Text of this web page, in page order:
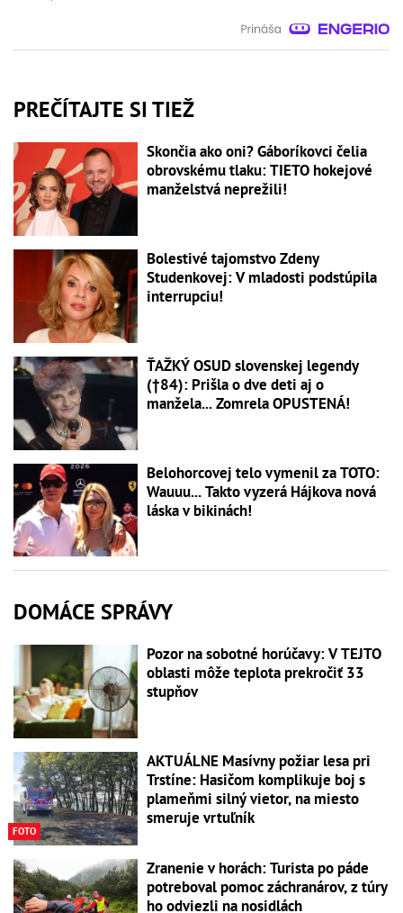
PREČÍTAJTE SI TIEŽ
Skončia ako oni? Gáboríkovci čelia
obrovskému tlaku: TIETO hokejové
manželstvá neprežili!
Bolestivé tajomstvo Zdeny
Studenkovej: V mladosti podstúpila
interrupciu!
ŤAŽKÝ OSUD slovenskej legendy
(†84): Prišla o dve deti aj o
manžela... Zomrela OPUSTENÁ!
Belohorcovej telo vymenil za TOTO:
Wauuu... Takto vyzerá Hájkova nová
láska v bikinách!
DOMÁCE SPRÁVY
Pozor na sobotné horúčavy: V TEJTO
oblasti môže teplota prekročiť 33
stupňov
FOTO
AKTUÁLNE Masívny požiar lesa pri
Trstíne: Hasičom komplikuje boj s
plameňmi silný vietor, na miesto
smeruje vrtuľník
Zranenie v horách: Turista po páde
potreboval pomoc záchranárov, z túry
ho odviezli na nosidlách